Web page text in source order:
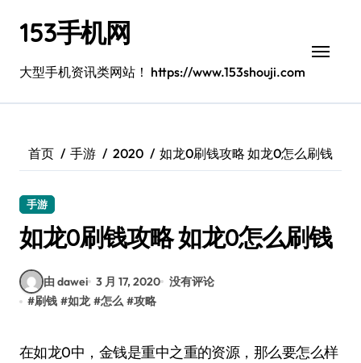
153手机网
大型手机资讯类网站！ https://www.153shouji.com
首页 手游 2020 如龙0刷钱攻略 如龙0怎么刷钱
手游
如龙0刷钱攻略 如龙0怎么刷钱
由 dawei 3 月 17, 2020 没有评论
#刷钱 #如龙 #怎么 #攻略
在如龙0中，金钱是重中之重的资源，那么要怎么样